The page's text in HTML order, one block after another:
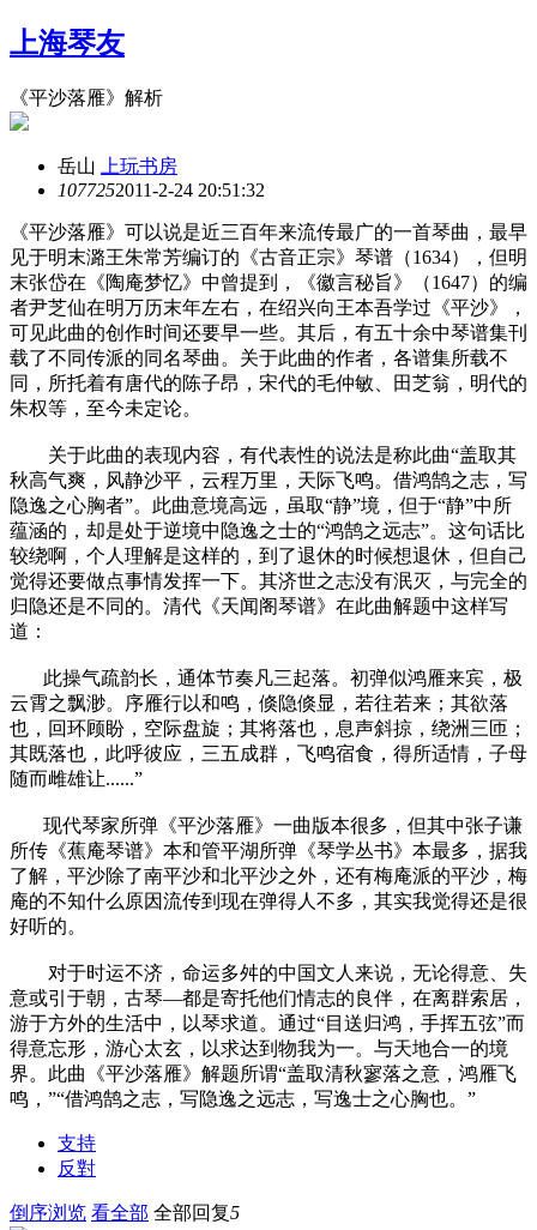
上海琴友
《平沙落雁》解析
岳山
上玩书房
1077252011-2-24 20:51:32
《平沙落雁》可以说是近三百年来流传最广的一首琴曲，最早
见于明末潞王朱常芳编订的《古音正宗》琴谱（1634），但明
末张岱在《陶庵梦忆》中曾提到，《徽言秘旨》（1647）的编
者尹芝仙在明万历末年左右，在绍兴向王本吾学过《平沙》，
可见此曲的创作时间还要早一些。其后，有五十余中琴谱集刊
载了不同传派的同名琴曲。关于此曲的作者，各谱集所载不
同，所托着有唐代的陈子昂，宋代的毛仲敏、田芝翁，明代的
朱权等，至今未定论。
关于此曲的表现内容，有代表性的说法是称此曲“盖取其
秋高气爽，风静沙平，云程万里，天际飞鸣。借鸿鹄之志，写
隐逸之心胸者”。此曲意境高远，虽取“静”境，但于“静”中所
蕴涵的，却是处于逆境中隐逸之士的“鸿鹄之远志”。这句话比
较绕啊，个人理解是这样的，到了退休的时候想退休，但自己
觉得还要做点事情发挥一下。其济世之志没有泯灭，与完全的
归隐还是不同的。清代《天闻阁琴谱》在此曲解题中这样写
道：
此操气疏韵长，通体节奏凡三起落。初弹似鸿雁来宾，极
云霄之飘渺。序雁行以和鸣，倏隐倏显，若往若来；其欲落
也，回环顾盼，空际盘旋；其将落也，息声斜掠，绕洲三匝；
其既落也，此呼彼应，三五成群，飞鸣宿食，得所适情，子母
随而雌雄让......”
现代琴家所弹《平沙落雁》一曲版本很多，但其中张子谦
所传《蕉庵琴谱》本和管平湖所弹《琴学丛书》本最多，据我
了解，平沙除了南平沙和北平沙之外，还有梅庵派的平沙，梅
庵的不知什么原因流传到现在弹得人不多，其实我觉得还是很
好听的。
对于时运不济，命运多舛的中国文人来说，无论得意、失
意或引于朝，古琴—都是寄托他们情志的良伴，在离群索居，
游于方外的生活中，以琴求道。通过“目送归鸿，手挥五弦”而
得意忘形，游心太玄，以求达到物我为一。与天地合一的境
界。此曲《平沙落雁》解题所谓“盖取清秋寥落之意，鸿雁飞
鸣，”“借鸿鹄之志，写隐逸之远志，写逸士之心胸也。”
支持
反對
倒序浏览 看全部 全部回复5